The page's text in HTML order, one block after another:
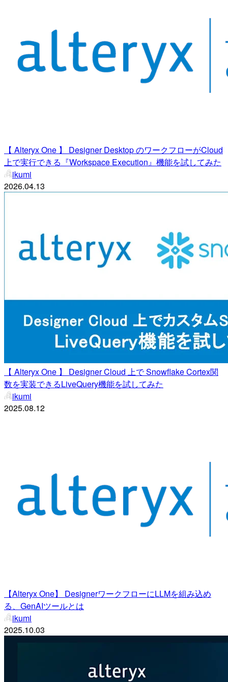
【 Alteryx One 】 Designer Desktop のワークフローがCloud
上で実行できる『Workspace Execution』機能を試してみた
ikumi
2026.04.13
【 Alteryx One 】 Designer Cloud 上で Snowflake Cortex関
数を実装できるLiveQuery機能を試してみた
ikumi
2025.08.12
【Alteryx One】 DesignerワークフローにLLMを組み込め
る、GenAIツールとは
ikumi
2025.10.03